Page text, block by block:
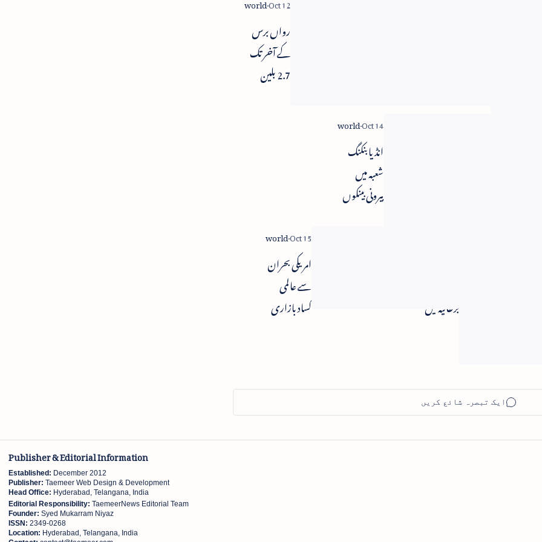
رواں برس
کے آخر تک
2.7 بلین
انڈیا بنکنگ
شعبہ میں
بیرونی بینکوں
برطانیہ میں
محروم
امریکی بحران
سے عالمی
کساد بازاری
Publisher & Editorial Information
Established: December 2012
Publisher: Taemeer Web Design & Development
Head Office: Hyderabad, Telangana, India
Editorial Responsibility: TaemeerNews Editorial Team
Founder: Syed Mukarram Niyaz
ISSN: 2349-0268
Location: Hyderabad, Telangana, India